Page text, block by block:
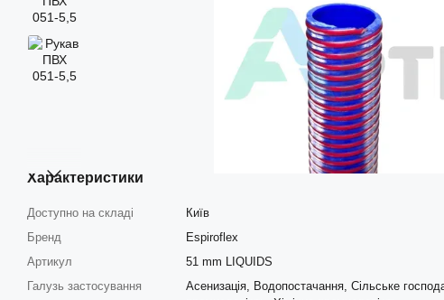
Характеристики
Доступно на складі
Київ
Бренд
Espiroflex
Артикул
51 mm LIQUIDS
Галузь застосування
Асенизація, Водопостачання, Сільське